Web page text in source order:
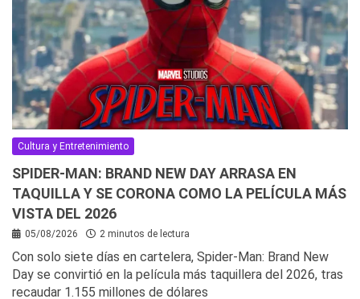
Cultura y Entretenimiento
SPIDER-MAN: BRAND NEW DAY ARRASA EN
TAQUILLA Y SE CORONA COMO LA PELÍCULA MÁS
VISTA DEL 2026
05/08/2026 2 minutos de lectura
Con solo siete días en cartelera, Spider-Man: Brand New
Day se convirtió en la película más taquillera del 2026, tras
recaudar 1.155 millones de dólares